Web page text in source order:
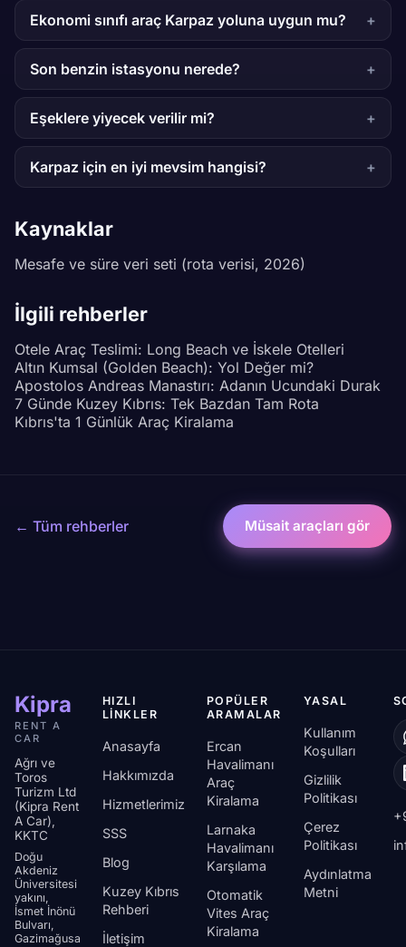
Ekonomi sınıfı araç Karpaz yoluna uygun mu?
Son benzin istasyonu nerede?
Eşeklere yiyecek verilir mi?
Karpaz için en iyi mevsim hangisi?
Kaynaklar
Mesafe ve süre veri seti (rota verisi, 2026)
İlgili rehberler
Otele Araç Teslimi: Long Beach ve İskele Otelleri
Altın Kumsal (Golden Beach): Yol Değer mi?
Apostolos Andreas Manastırı: Adanın Ucundaki Durak
7 Günde Kuzey Kıbrıs: Tek Bazdan Tam Rota
Kıbrıs'ta 1 Günlük Araç Kiralama
← Tüm rehberler Müsait araçları gör
Kipra
RENT A
CAR
Ağrı ve
Toros
Turizm Ltd
(Kipra Rent
A Car),
KKTC
Doğu
Akdeniz
Üniversitesi
yakını,
İsmet İnönü
Bulvarı,
Gazimağusa
HIZLI
LINKLER
Anasayfa
Hakkımızda
Hizmetlerimiz
SSS
Blog
Kuzey Kıbrıs
Rehberi
İletişim
POPÜLER
ARAMALAR
Ercan
Havalimanı
Araç
Kiralama
Larnaka
Havalimanı
Karşılama
Otomatik
Vites Araç
Kiralama
YASAL
Kullanım
Koşulları
Gizlilik
Politikası
Çerez
Politikası
Aydınlatma
Metni